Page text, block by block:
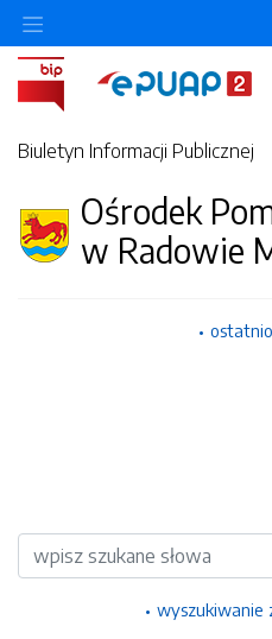
Biuletyn Informacji Publicznej
Ośrodek
w Radowie
Wyszukiwarka
wyszukiwanie